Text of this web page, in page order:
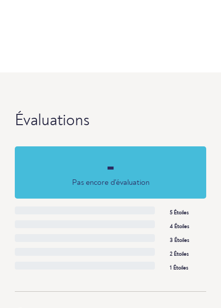
Évaluations
-
Pas encore d'évaluation
5 Étoiles
4 Étoiles
3 Étoiles
2 Étoiles
1 Étoiles